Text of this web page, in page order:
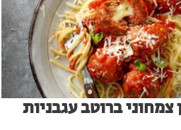
ברוטב עגבניות